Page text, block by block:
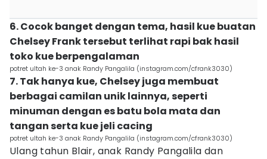
6. Cocok banget dengan tema, hasil kue buatan
Chelsey Frank tersebut terlihat rapi bak hasil
toko kue berpengalaman
potret ultah ke-3 anak Randy Pangalila (instagram.com/cfrank3030)
7. Tak hanya kue, Chelsey juga membuat
berbagai camilan unik lainnya, seperti
minuman dengan es batu bola mata dan
tangan serta kue jeli cacing
potret ultah ke-3 anak Randy Pangalila (instagram.com/cfrank3030)
Ulang tahun Blair, anak Randy Pangalila dan